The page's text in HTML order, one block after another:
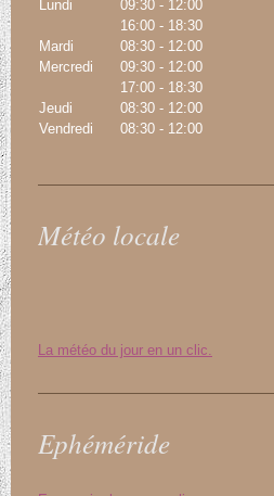
Lundi 09:30 - 12:00
16:00 - 18:30
Mardi
08:30 - 12:00
Mercredi
09:30 - 12:00
17:00 - 18:30
Jeudi
08:30 - 12:00
Vendredi
08:30 - 12:00
Météo locale
La météo du jour en un clic.
Ephéméride